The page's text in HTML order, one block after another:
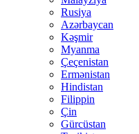
Rusiya
Azərbaycan
Kəşmir
Myanma
Çeçenistan
Ermənistan
Hindistan
Filippin
Çin
Gürcüstan